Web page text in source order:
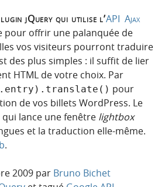
jQuery qui utilise l’API Ajax
pour offrir une palanquée de
vos visiteurs pourront traduire
des plus simples : il suffit de lier
HTML de votre choix. Par
pour
de vos billets WordPress. Le
lance une fenêtre lightbox
et la traduction elle-même.
.
2009 par Bruno Bichet